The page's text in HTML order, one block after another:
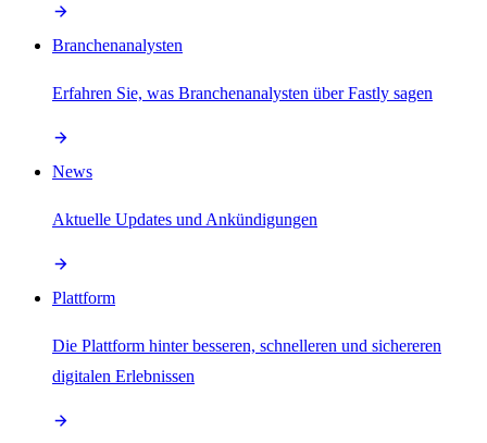
Branchenanalysten
Erfahren Sie, was Branchenanalysten über Fastly sagen
News
Aktuelle Updates und Ankündigungen
Plattform
Die Plattform hinter besseren, schnelleren und sichereren
digitalen Erlebnissen